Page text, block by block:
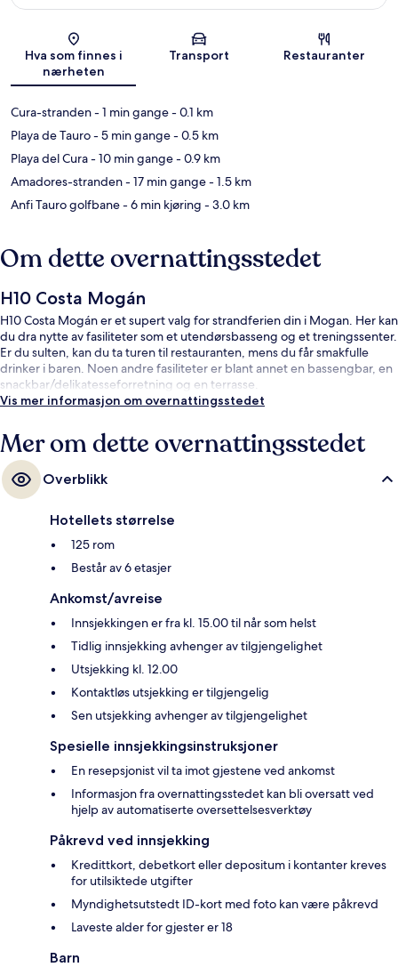
Kart
Hva som finnes i
nærheten
Transport Restauranter
Cura-stranden- 1 min gange- 0.1 km
Playa de Tauro- 5 min gange- 0.5 km
Playa del Cura- 10 min gange- 0.9 km
Amadores-stranden- 17 min gange- 1.5 km
Anfi Tauro golfbane- 6 min kjøring - 3.0 km
Om dette overnattingsstedet
H10 Costa Mogán
H10 Costa Mogán er et supert valg for strandferien din i Mogan. Her kan
du dra nytte av fasiliteter som et utendørsbasseng og et treningssenter.
Er du sulten, kan du ta turen til restauranten, mens du får smakfulle
drinker i baren. Noen andre fasiliteter er blant annet en bassengbar, en
snackbar/delikatesseforretning og en terrasse.
Vis mer informasjon om overnattingsstedet
Mer om dette overnattingsstedet
Overblikk
Hotellets størrelse
125 rom
Består av 6 etasjer
Ankomst/avreise
Innsjekkingen er fra kl. 15.00 til når som helst
Tidlig innsjekking avhenger av tilgjengelighet
Utsjekking kl. 12.00
Kontaktløs utsjekking er tilgjengelig
Sen utsjekking avhenger av tilgjengelighet
Spesielle innsjekkingsinstruksjoner
En resepsjonist vil ta imot gjestene ved ankomst
Informasjon fra overnattingsstedet kan bli oversatt ved
hjelp av automatiserte oversettelsesverktøy
Påkrevd ved innsjekking
Kredittkort, debetkort eller depositum i kontanter kreves
for utilsiktede utgifter
Myndighetsutstedt ID-kort med foto kan være påkrevd
Laveste alder for gjester er 18
Barn